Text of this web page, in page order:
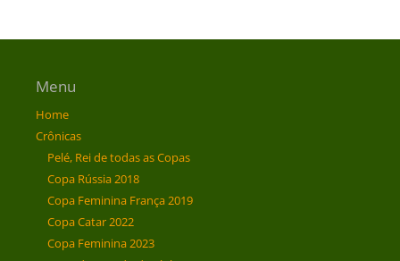
Menu
Home
Crônicas
Pelé, Rei de todas as Copas
Copa Rússia 2018
Copa Feminina França 2019
Copa Catar 2022
Copa Feminina 2023